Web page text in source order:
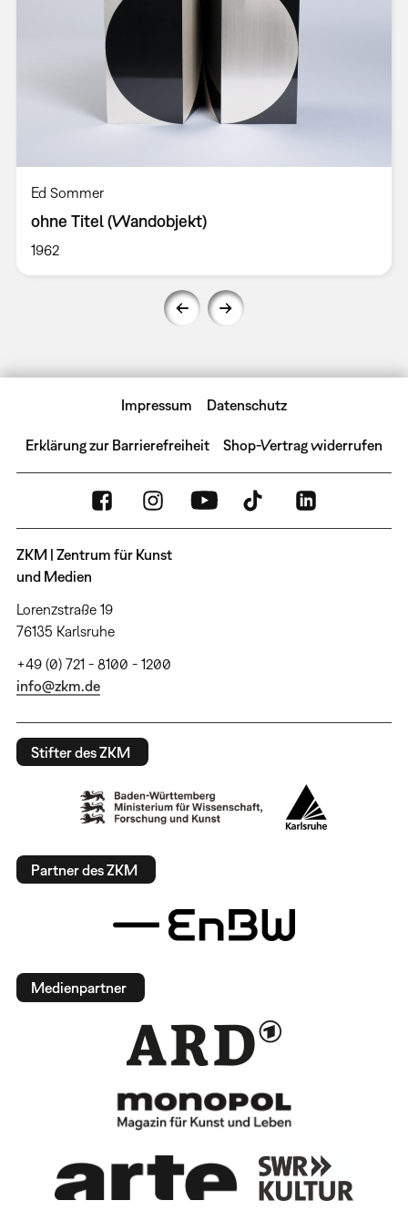
Ed Sommer
ohne Titel (Wandobjekt)
1962
Impressum Datenschutz
Erklärung zur Barrierefreiheit Shop-Vertrag widerrufen
ZKM | Zentrum für Kunst
und Medien
Lorenzstraße 19
76135 Karlsruhe
+49 (0) 721 - 8100 - 1200
info@zkm.de
Stifter des ZKM
Partner des ZKM
Medienpartner